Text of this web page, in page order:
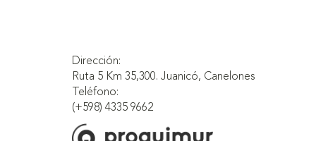
Dirección:
Ruta 5 Km 35,300. Juanicó, Canelones
Teléfono:
(+598) 4335 9662